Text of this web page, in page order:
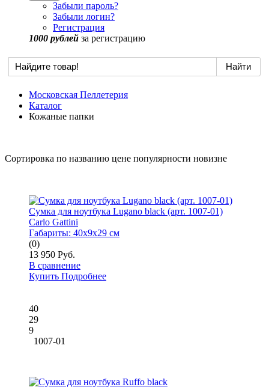
Забыли пароль?
Забыли логин?
Регистрация
1000 рублей за регистрацию
Московская Пеллетерия
Каталог
Кожаные папки
Сортировка по названию цене популярности новизне
Сумка для ноутбука Lugano black (арт. 1007-01)
Carlo Gattini
Габариты: 40x9x29 см
(0)
13 950 Руб.
В сравнение
Купить Подробнее
40
29
9
1007-01